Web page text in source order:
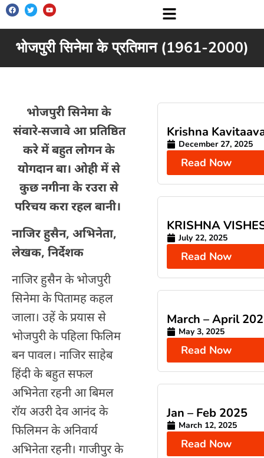
भोजपुरी सिनेमा के प्रतिमान (1961-2000)
भोजपुरी सिनेमा के
संवारे-सजावे आ प्रतिष्ठित
करे में बहुत लोगन के
योगदान बा। ओही में से
कुछ नगीना के रउरा से
परिचय करा रहल बानी।
नाजिर हुसैन, अभिनेता,
लेखक, निर्देशक
नाजिर हुसैन के भोजपुरी
सिनेमा के पितामह कहल
जाला। उहें के प्रयास से
भोजपुरी के पहिला फिलिम
बन पावल। नाजिर साहेब
हिंदी के बहुत सफल
अभिनेता रहनी आ बिमल
राॅय अउरी देव आनंद के
फिलिमन के अनिवार्य
अभिनेता रहनी। गाजीपुर के
Krishna
December 27, 2025
Read Now
KRISHNA
July 22, 2025
Read Now
March – April
May 3, 2025
Read Now
Jan – Feb 2025
March 12, 2025
Read Now